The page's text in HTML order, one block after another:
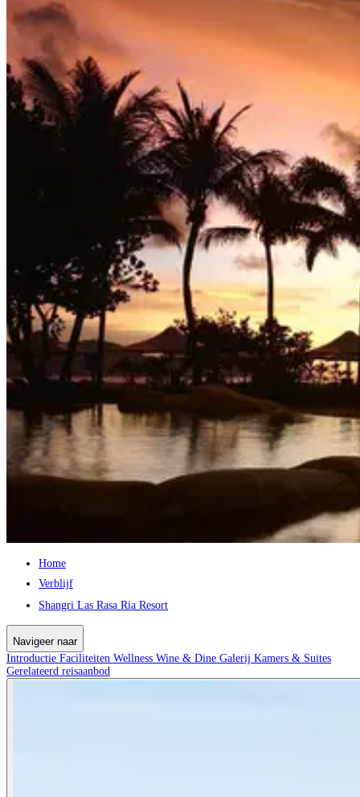
Home
Verblijf
Shangri Las Rasa Ria Resort
Navigeer naar
Introductie Faciliteiten Wellness Wine & Dine Galerij Kamers & Suites
Gerelateerd reisaanbod